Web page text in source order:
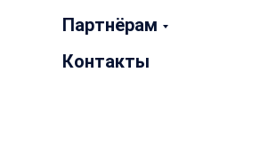
Партнёрам
Контакты